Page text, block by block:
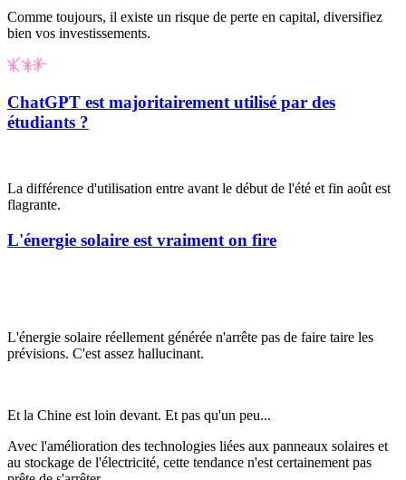
Comme toujours, il existe un risque de perte en capital, diversifiez
bien vos investissements.
ChatGPT est majoritairement utilisé par des
étudiants ?
La différence d'utilisation entre avant le début de l'été et fin août est
flagrante.
L'énergie solaire est vraiment on fire
L'énergie solaire réellement générée n'arrête pas de faire taire les
prévisions. C'est assez hallucinant.
Et la Chine est loin devant. Et pas qu'un peu...
Avec l'amélioration des technologies liées aux panneaux solaires et
au stockage de l'électricité, cette tendance n'est certainement pas